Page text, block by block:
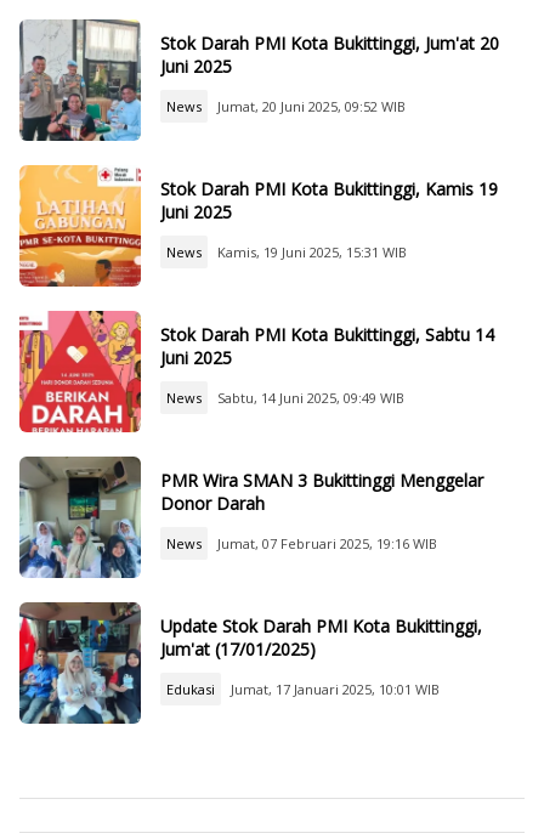
Stok Darah PMI Kota Bukittinggi, Jum'at 20
Juni 2025
News Jumat, 20 Juni 2025, 09:52 WIB
Stok Darah PMI Kota Bukittinggi, Kamis 19
Juni 2025
News Kamis, 19 Juni 2025, 15:31 WIB
Stok Darah PMI Kota Bukittinggi, Sabtu 14
Juni 2025
News Sabtu, 14 Juni 2025, 09:49 WIB
PMR Wira SMAN 3 Bukittinggi Menggelar
Donor Darah
News Jumat, 07 Februari 2025, 19:16 WIB
Update Stok Darah PMI Kota Bukittinggi,
Jum'at (17/01/2025)
Edukasi Jumat, 17 Januari 2025, 10:01 WIB